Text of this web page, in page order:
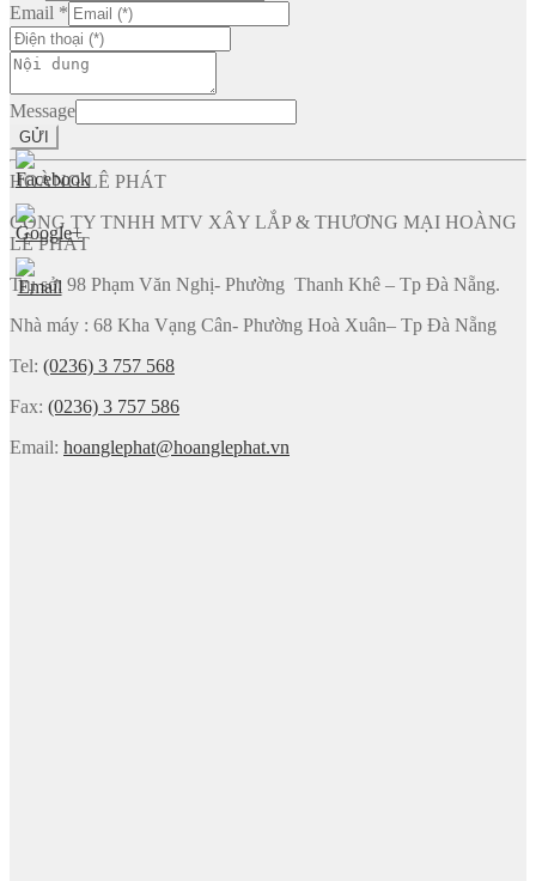
Email *
Message
GỬI
HOÀNG LÊ PHÁT
CÔNG TY TNHH MTV XÂY LẮP & THƯƠNG MẠI HOÀNG
LÊ PHÁT
Trụ sở: 98 Phạm Văn Nghị- Phường Thanh Khê – Tp Đà Nẵng.
Nhà máy : 68 Kha Vạng Cân- Phường Hoà Xuân– Tp Đà Nẵng
Tel: (0236) 3 757 568
Fax: (0236) 3 757 586
Email: hoanglephat@hoanglephat.vn